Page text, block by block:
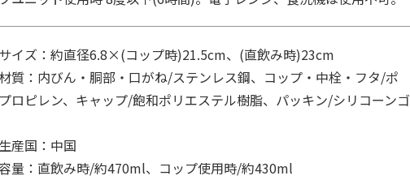
イズ：約直径6.8×(コップ時)21.5cm、(直飲み時)23cm
質：内びん・胴部・口がね/ステンレス鋼、コップ・中栓・フタ/ポ
ロピレン、キャップ/飽和ポリエステル樹脂、パッキン/シリコーンゴ
産国：中国
量：直飲み時/約470ml、コップ使用時/約430ml